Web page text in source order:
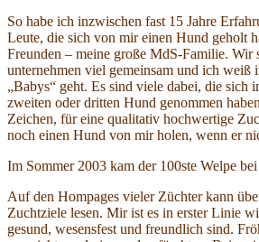
So habe ich inzwischen fast 15 Jahre
Leute, die sich von mir einen Hund geholt
Freunden – meine große MdS-Familie. Wir
unternehmen viel gemeinsam und ich weiß
„Babys“ geht. Es sind viele dabei, die sich
zweiten oder dritten Hund genommen
Zeichen, für eine qualitativ hochwertige
noch einen Hund von mir holen, wenn er
Im Sommer 2003 kam der 100ste Welpe
Auf den Hompages vieler Züchter kann
Zuchtziele lesen. Mir ist es in erster Linie
gesund, wesensfest und freundlich sind.